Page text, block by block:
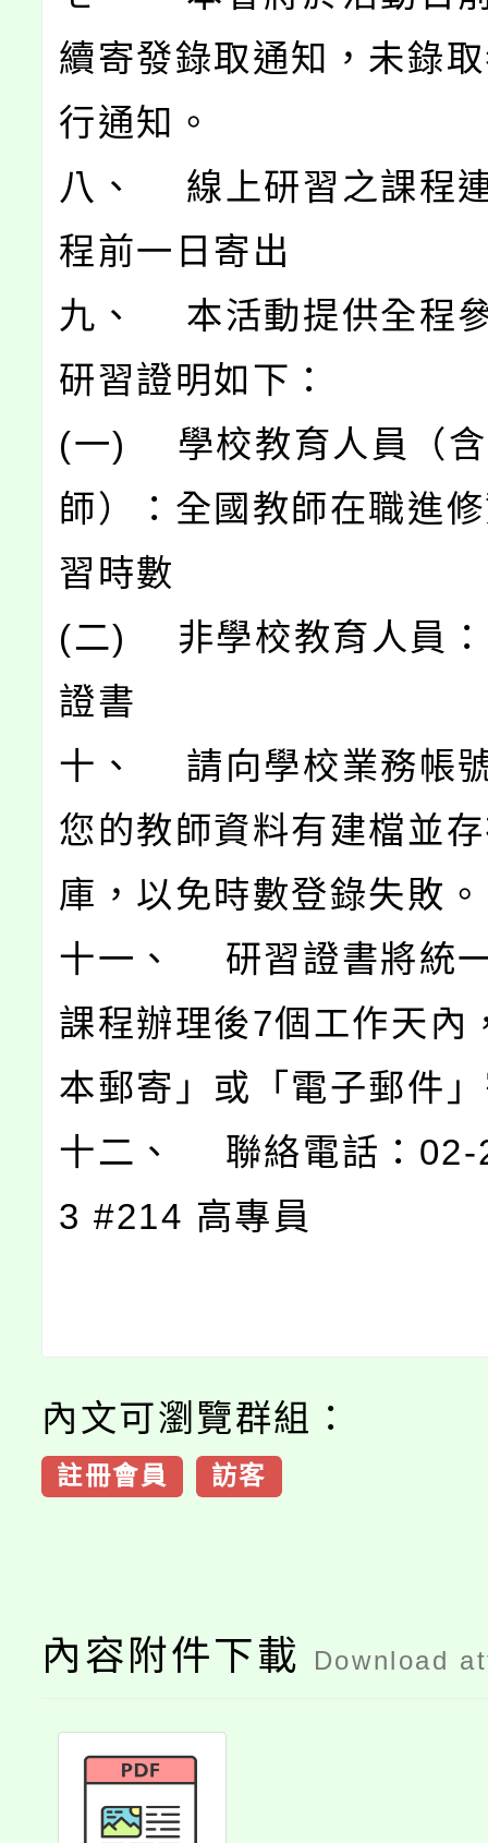
續寄發錄取通知，未錄
行通知。
八、 線上研習之課程
程前一日寄出
九、 本活動提供全程
研習證明如下：
(一) 學校教育人員（含
師）：全國教師在職進
習時數
(二) 非學校教育人員：
證書
十、 請向學校業務帳
您的教師資料有建檔並
庫，以免時數登錄失敗。
十一、 研習證書將統
課程辦理後7個工作天內
本郵寄」或「電子郵件
十二、 聯絡電話：02-
3 #214 高專員
內文可瀏覽群組：
註冊會員 訪客
內容附件下載 Download